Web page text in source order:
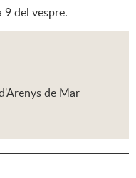
del vespre.
de Mar